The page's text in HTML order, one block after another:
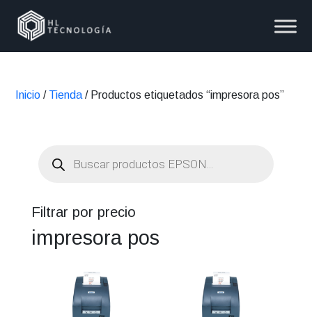
Inicio / Tienda / Productos etiquetados “impresora pos”
productos
Filtrar por precio
impresora pos